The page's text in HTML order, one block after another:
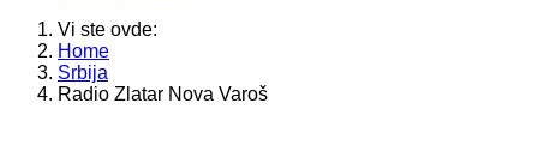
Vi ste ovde:
Home
Srbija
Radio Zlatar Nova Varoš